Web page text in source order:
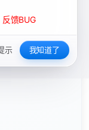
反馈BUG
示 我知道了